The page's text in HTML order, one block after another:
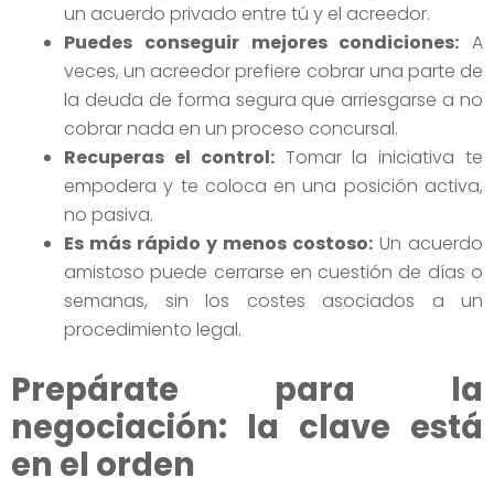
un acuerdo privado entre tú y el acreedor.
Puedes conseguir mejores condiciones: A
veces, un acreedor prefiere cobrar una parte de
la deuda de forma segura que arriesgarse a no
cobrar nada en un proceso concursal.
Recuperas el control:Tomar la iniciativa te
empodera y te coloca en una posición activa,
no pasiva.
Es más rápido y menos costoso: Un acuerdo
amistoso puede cerrarse en cuestión de días o
semanas, sin los costes asociados a un
procedimiento legal.
Prepárate para la
negociación: la clave está
en el orden